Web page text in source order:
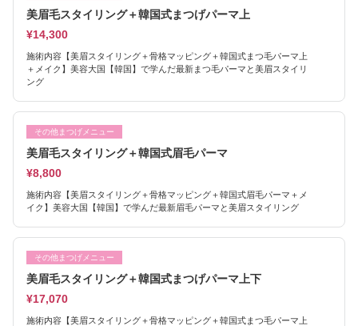
美眉毛スタイリング＋韓国式まつげパーマ上
¥14,300
施術内容【美眉スタイリング＋骨格マッピング＋韓国式まつ毛パーマ上
＋メイク】美容大国【韓国】で学んだ最新まつ毛パーマと美眉スタイリ
ング
その他まつげメニュー
美眉毛スタイリング＋韓国式眉毛パーマ
¥8,800
施術内容【美眉スタイリング＋骨格マッピング＋韓国式眉毛パーマ＋メ
イク】美容大国【韓国】で学んだ最新眉毛パーマと美眉スタイリング
その他まつげメニュー
美眉毛スタイリング＋韓国式まつげパーマ上下
¥17,070
施術内容【美眉スタイリング＋骨格マッピング＋韓国式まつ毛パーマ上